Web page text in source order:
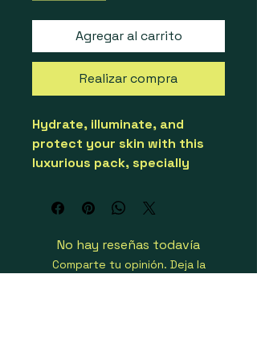
Agregar al carrito
Realizar compra
Hydrate, illuminate, and
protect your skin with this
luxurious pack, specially
York for a radiant, youthful
glow all day long.
PREMIUM – NATURAL –
ORGANIC – AND VEGAN PACK
No hay reseñas todavía
Comparte tu opinión. Deja la